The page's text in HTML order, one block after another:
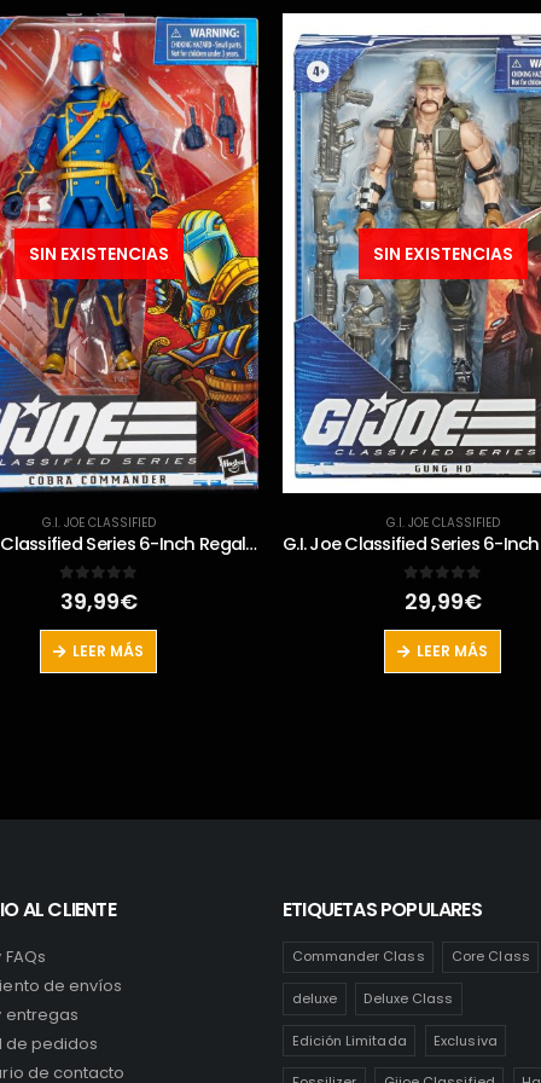
SIN EXISTENCIAS
G.I. JOE CLASSIFIED
G.I. Joe Classified Series 6-Inch Gung Ho Action Figure
0out of 5
29,99€
LEER MÁS
SIN EXISTENCIAS
G.I. JOE CLASSIFIED,G.I.JOE
0out of 5
26,95€
LEER MÁS
AL CLIENTE
de envíos
entregas
de pedidos
de contacto
ETIQUETAS POPULARES
Commander Class Core Class
deluxe Deluxe Class
Edición Limitada Exclusiva